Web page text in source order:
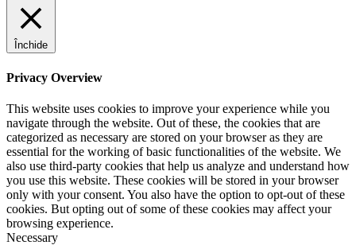
Închide
Privacy Overview
This website uses cookies to improve your experience while you
navigate through the website. Out of these, the cookies that are
categorized as necessary are stored on your browser as they are
essential for the working of basic functionalities of the website. We
also use third-party cookies that help us analyze and understand how
you use this website. These cookies will be stored in your browser
only with your consent. You also have the option to opt-out of these
cookies. But opting out of some of these cookies may affect your
browsing experience.
Necessary